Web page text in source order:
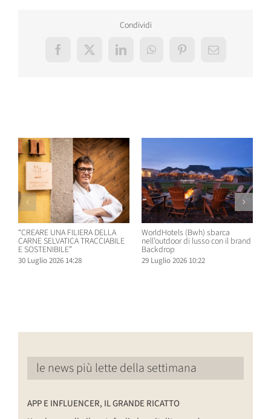
Condividi
Facebook
X LinkedInWhatsAppPinterestEmail
“CREARE UNA FILIERA DELLA
CARNE SELVATICA TRACCIABILE
E SOSTENIBILE”
30 Luglio 2026 14:28
WorldHotels (Bwh) sbarca
nell’outdoor di lusso con il brand
Backdrop
29 Luglio 2026 10:22
le news più lette della settimana
APP E INFLUENCER, IL GRANDE RICATTO